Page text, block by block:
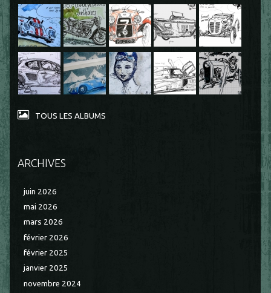
TOUS LES ALBUMS
ARCHIVES
juin 2026
mai 2026
mars 2026
février 2026
février 2025
janvier 2025
novembre 2024